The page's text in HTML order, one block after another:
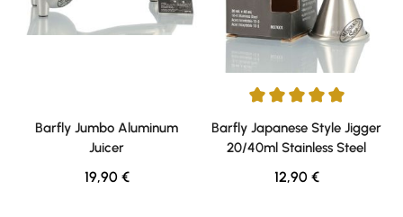
Barfly Jumbo Aluminum
Juicer
Regulärer Preis:
19,90 €
Durchschnittliche Bewertung
Barfly Japanese Style Jigger
20/40ml Stainless Steel
Regulärer Preis:
12,90 €